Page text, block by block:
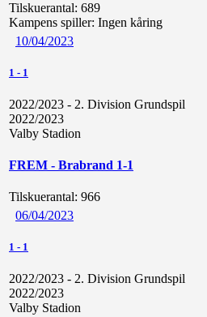
Tilskuerantal: 689
Kampens spiller: Ingen kåring
10/04/2023
1 - 1
2022/2023 - 2. Division Grundspil
2022/2023
Valby Stadion
FREM - Brabrand 1-1
Tilskuerantal: 966
06/04/2023
1 - 1
2022/2023 - 2. Division Grundspil
2022/2023
Valby Stadion